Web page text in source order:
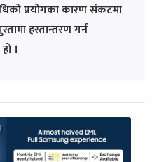
प्रयोगका कारण संकटमा
हस्तान्तरण गर्न
।